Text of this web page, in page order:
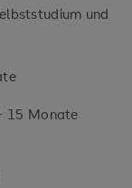
und
15 Monate